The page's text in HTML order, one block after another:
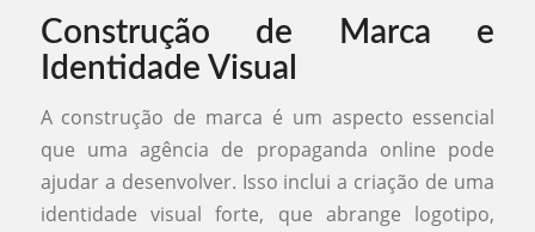
Construção de Marca e
Identidade Visual
A construção de marca é um aspecto essencial
que uma agência de propaganda online pode
ajudar a desenvolver. Isso inclui a criação de uma
identidade visual forte, que abrange logotipo,